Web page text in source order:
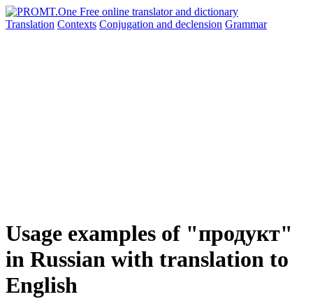
Translation Contexts Conjugation and declension Grammar
Usage examples of "продукт"
in Russian with translation to
English